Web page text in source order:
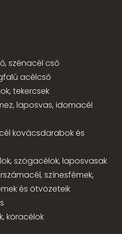
szénacél cső
acélcső
tekercsek
laposvas, idomacél
kovácsdarabok és
szögacélok, laposvasak
színesfémek,
és ötvözeteik
köracélok